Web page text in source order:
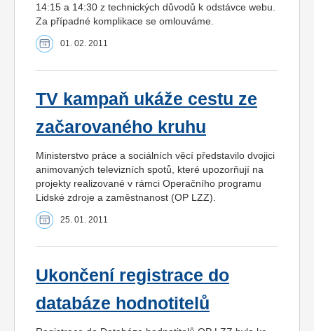
14:15 a 14:30 z technických důvodů k odstávce webu.
Za případné komplikace se omlouváme.
01. 02. 2011
TV kampaň ukáže cestu ze
začarovaného kruhu
Ministerstvo práce a sociálních věcí představilo dvojici
animovaných televizních spotů, které upozorňují na
projekty realizované v rámci Operačního programu
Lidské zdroje a zaměstnanost (OP LZZ).
25. 01. 2011
Ukončení registrace do
databáze hodnotitelů